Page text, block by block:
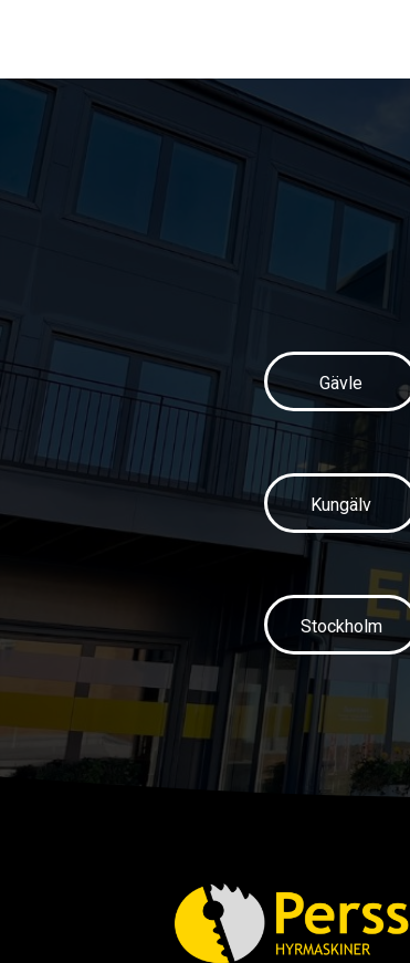
Gävle
Kungälv
Stockholm